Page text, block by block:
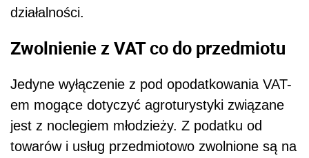
działalności.
Zwolnienie z VAT co do przedmiotu
Jedyne wyłączenie z pod opodatkowania VAT-
em mogące dotyczyć agroturystyki związane
jest z noclegiem młodzieży. Z podatku od
towarów i usług przedmiotowo zwolnione są na